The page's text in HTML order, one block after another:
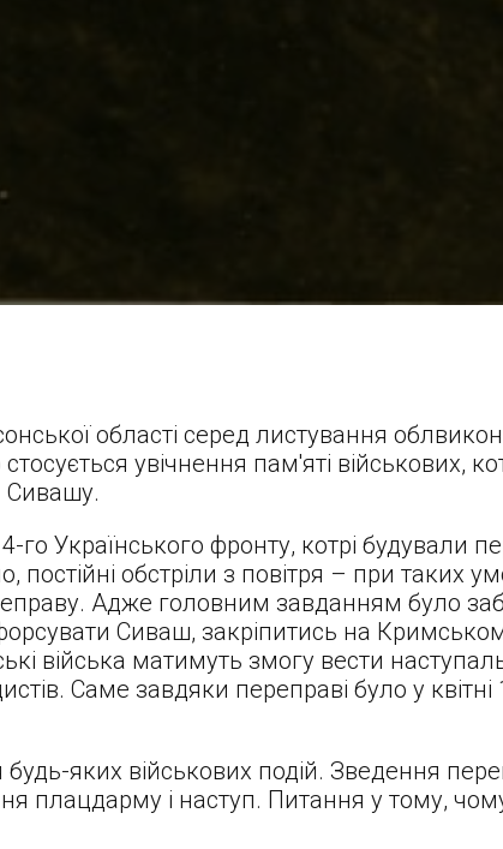
області серед листування
увічнення пам'яті військових,
Сивашу.
го Українського фронту, котрі будували
постійні обстріли з повітря – при таких
Адже головним завданням було
Сиваш, закріпитись на
війська матимуть змогу вести
Саме завдяки переправі було у
будь-яких військових подій. Зведення
плацдарму і наступ. Питання у тому,